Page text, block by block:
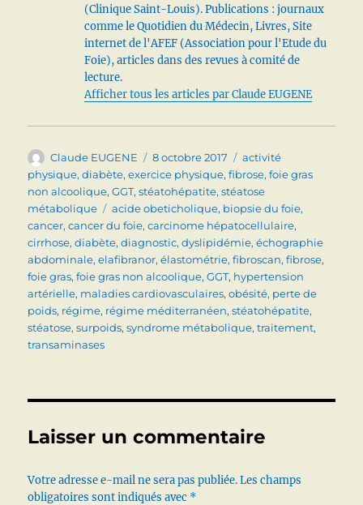
(Clinique Saint-Louis). Publications : journaux
comme le Quotidien du Médecin, Livres, Site
internet de l'AFEF (Association pour l'Etude du
Foie), articles dans des revues à comité de
lecture.
Afficher tous les articles par Claude EUGENE
Auteur
Claude EUGENE
Publié
le
8 octobre 2017 Catégories
activité
physique,diabète,exercice physique,fibrose,foie gras
non alcoolique,GGT,stéatohépatite,stéatose
métabolique
Étiquettes
acide obeticholique, biopsie du foie,
cancer,cancer du foie,carcinome hépatocellulaire,
cirrhose,diabète,diagnostic,dyslipidémie,échographie
abdominale,elafibranor,élastométrie,fibroscan,fibrose,
foie gras,foie gras non alcoolique,GGT, hypertension
artérielle, maladies cardiovasculaires,obésité, perte de
poids, régime, régime méditerranéen,stéatohépatite,
stéatose,surpoids,syndrome métabolique,traitement,
transaminases
Laisser un commentaire
Votre adresse e-mail ne sera pas publiée. Les champs
obligatoires sont indiqués avec *